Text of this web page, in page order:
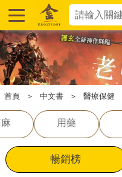
首頁 ＞ 中文書 ＞ 醫療保健
用藥
暢銷榜